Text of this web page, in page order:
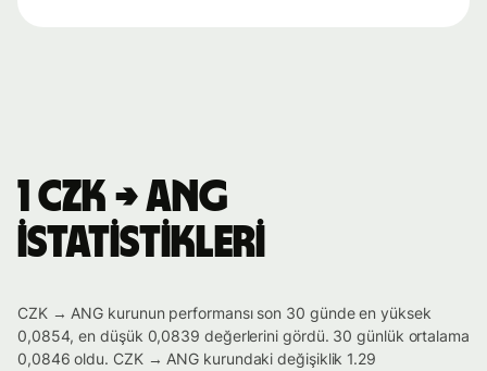
1 CZK → ANG
istatistikleri
CZK → ANG kurunun performansı son 30 günde en yüksek
0,0854, en düşük 0,0839 değerlerini gördü. 30 günlük ortalama
0,0846 oldu. CZK → ANG kurundaki değişiklik 1.29